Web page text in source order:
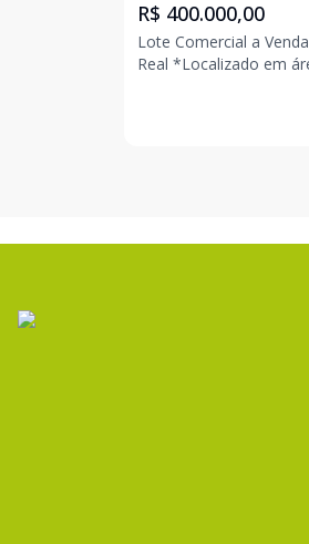
R$ 400.000,00
Lote Comercial a Venda Tamanho: 1000m² Village Park
Real *Localizado em área comercial, esta a menos de